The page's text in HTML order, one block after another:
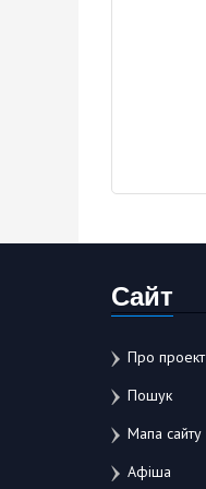
Сайт
Про проект
Пошук
Мапа сайту
Афіша